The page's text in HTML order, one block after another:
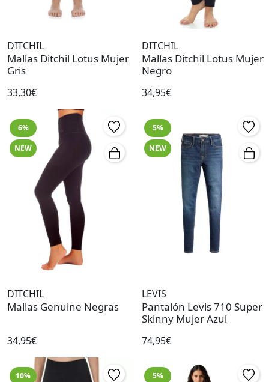
DITCHIL
Mallas Ditchil Lotus Mujer
Gris
33,30€
DITCHIL
Mallas Ditchil Lotus Mujer
Negro
34,95€
6%
NEW
DITCHIL
Mallas Genuine Negras
34,95€
5%
NEW
LEVIS
Pantalón Levis 710 Super
Skinny Mujer Azul
74,95€
10%
5%